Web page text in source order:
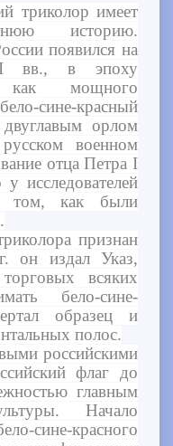
триколор имеет
историю.
появился на
вв., в эпоху
как мощного
сине-красный
орлом
военном
отца Петра I
исследователей
том, как были
признан
он издал Указ,
всяких
бело-сине-
образец и
полос.
российскими
флаг до
главным
Начало
сине-красного